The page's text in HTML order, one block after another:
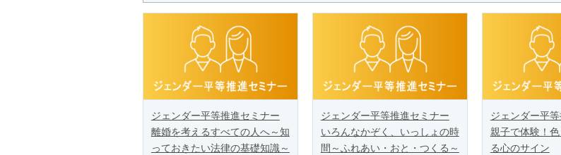
ジェンダー平等推進セミナー
離婚を考えるすべての人へ～知
っておきたい法律の基礎知識～
ジェンダー平等推進セミナー
いろんなかぞく、いっしょの時
間～ふれあい・おと・つくる～
ジェンダー平
親子で体験！
る心のサイン